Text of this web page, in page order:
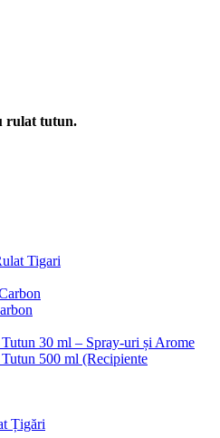
rulat tutun.
Tigari
30 ml – Spray-uri și Arome
500 ml (Recipiente
Țigări